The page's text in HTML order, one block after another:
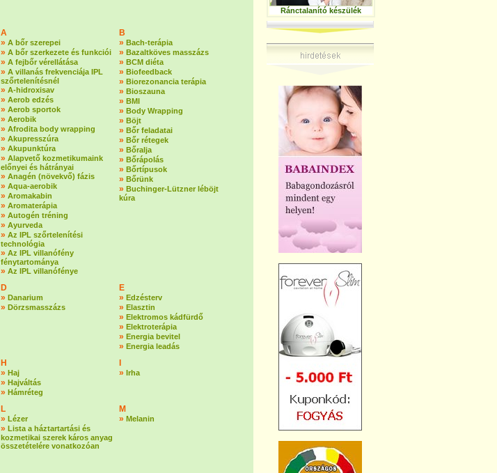
A
» A bőr szerepei
» A bőr szerkezete és funkciói
» A fejbőr vérellátása
» A villanás frekvenciája IPL
szőrtelenítésnél
» A-hidroxisav
» Aerob edzés
» Aerob sportok
» Aerobik
» Afrodita body wrapping
» Akupresszúra
» Akupunktúra
» Alapvető kozmetikumaink
előnyei és hátrányai
» Anagén (növekvő) fázis
» Aqua-aerobik
» Aromakabin
» Aromaterápia
» Autogén tréning
» Ayurveda
» Az IPL szőrtelenítési
technológia
» Az IPL villanófény
fénytartománya
» Az IPL villanófénye
B
» Bach-terápia
» Bazaltköves masszázs
» BCM diéta
» Biofeedback
» Biorezonancia terápia
» Bioszauna
» BMI
» Body Wrapping
» Böjt
» Bőr feladatai
» Bőr rétegek
» Bőralja
» Bőrápolás
» Bőrtípusok
» Bőrünk
» Buchinger-Lützner léböjt
kúra
D
» Danarium
» Dörzsmasszázs
E
» Edzésterv
» Elasztin
» Elektromos kádfürdő
» Elektroterápia
» Energia bevitel
» Energia leadás
H
» Haj
» Hajváltás
» Hámréteg
» Irha
L
» Lézer
» Lista a háztartartási és
kozmetikai szerek káros anyag
összetételére vonatkozóan
M
» Melanin
Ránctalanító készülék